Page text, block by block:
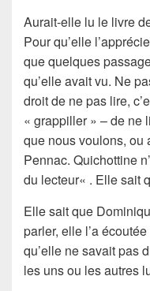
Aurait-elle lu le livre
Pour qu’elle
que quelques
qu’elle avait vu. Ne
droit de ne pas lire,
« grappiller » – de ne
que nous voulons, ou
Pennac. Quichottine
du lecteur« . Elle sait
Elle sait que
parler, elle l’a
qu’elle ne savait pas
les uns ou les autres